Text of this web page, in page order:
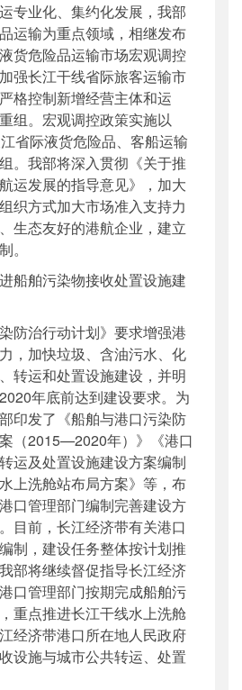
专业化、集约化发展，我部
运输为重点领域，相继发布
货危险品运输市场宏观调控
强长江干线省际旅客运输市
格控制新增经营主体和运
组。宏观调控政策实施以
省际液货危险品、客船运输
。我部将深入贯彻《关于推
运发展的指导意见》，加大
织方式加大市场准入支持力
生态友好的港航企业，建立
。
船舶污染物接收处置设施建
防治行动计划》要求增强港
，加快垃圾、含油污水、化
转运和处置设施建设，并明
年底前达到建设要求。为
印发了《船舶与港口污染防
（2015—2020年）》《港口
运及处置设施建设方案编制
上洗舱站布局方案》等，布
口管理部门编制完善建设方
目前，长江经济带有关港口
制，建设任务整体按计划推
部将继续督促指导长江经济
口管理部门按期完成船舶污
重点推进长江干线水上洗舱
经济带港口所在地人民政府
设施与城市公共转运、处置